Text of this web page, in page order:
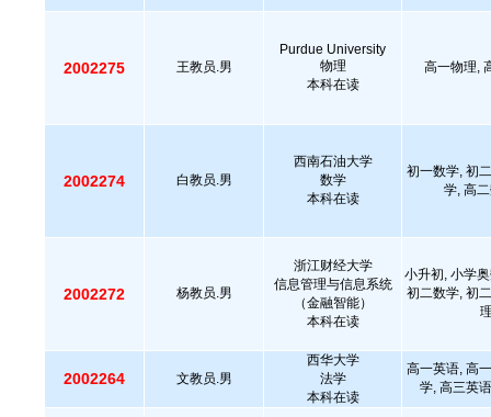
2002275 王教员.男
Purdue University
物理
本科在读
高一物理,
2002274 白教员.男
西南石油大学
数学
本科在读
初一数学, 初
学, 高
2002272 杨教员.男
浙江财经大学
信息管理与信息系统
（金融智能）
本科在读
小升初, 小学
初二数学, 初
2002264 文教员.男
西华大学
法学
本科在读
高一英语, 高
学, 高三英